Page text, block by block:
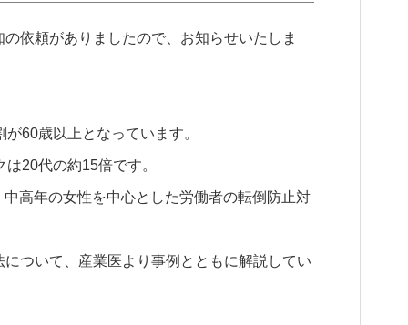
依頼がありましたので、お知らせいたしま
60歳以上となっています。
20代の約15倍です。
高年の女性を中心とした労働者の転倒防止対
ついて、産業医より事例とともに解説してい